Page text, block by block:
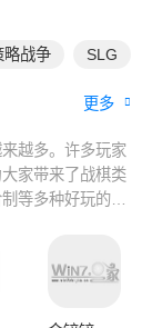
略战争 SLG
更多
越多。许多玩家
家带来了战棋类
等多种好玩的战